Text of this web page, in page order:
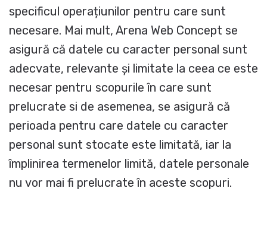
specificul operațiunilor pentru care sunt
necesare. Mai mult, Arena Web Concept se
asigură că datele cu caracter personal sunt
adecvate, relevante și limitate la ceea ce este
necesar pentru scopurile în care sunt
prelucrate si de asemenea, se asigură că
perioada pentru care datele cu caracter
personal sunt stocate este limitată, iar la
împlinirea termenelor limită, datele personale
nu vor mai fi prelucrate în aceste scopuri.